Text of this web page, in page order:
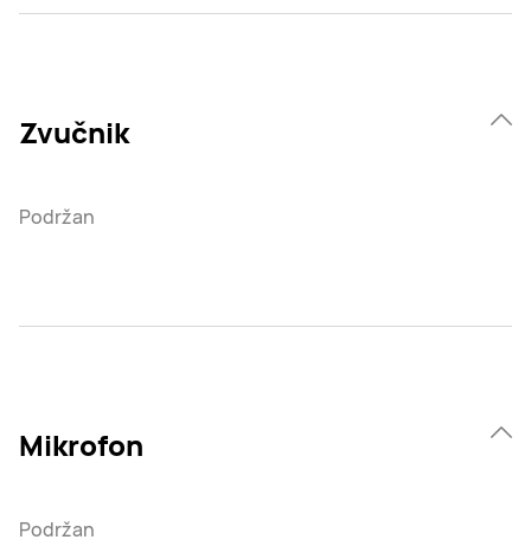
Zvučnik
Podržan
Mikrofon
Podržan